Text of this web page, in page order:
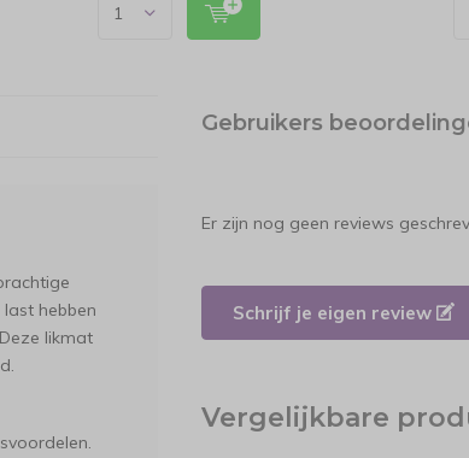
hebben
likmat
Gebruikers
Er zijn nog geen reviews
Schrijf je eigen review
Vergelijkbare